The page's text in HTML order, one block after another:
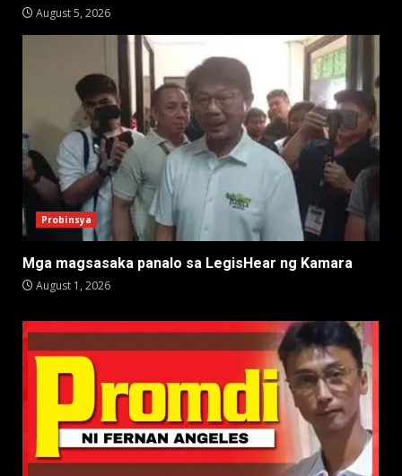
August 5, 2026
Probinsya
Mga magsasaka panalo sa LegisHear ng Kamara
August 1, 2026